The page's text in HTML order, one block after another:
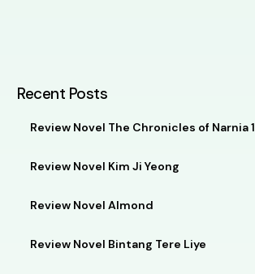
Recent Posts
Review Novel The Chronicles of Narnia 1
Review Novel Kim Ji Yeong
Review Novel Almond
Review Novel Bintang Tere Liye